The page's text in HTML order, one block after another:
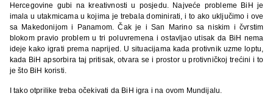
Hercegovine gubi na kreativnosti u posjedu. Najveće probleme BiH je
imala u utakmicama u kojima je trebala dominirati, i to ako uključimo i ove
sa Makedonijom i Panamom. Čak je i San Marino sa niskim i čvrstim
blokom pravio problem u tri poluvremena i ostavljao utisak da BiH nema
ideje kako igrati prema naprijed. U situacijama kada protivnik uzme loptu,
kada BiH apsorbira taj pritisak, otvara se i prostor u protivničkoj trećini i to
je što BiH koristi.
I tako otprilike treba očekivati da BiH igra i na ovom Mundijalu.